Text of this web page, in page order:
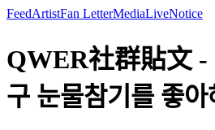
FeedArtistFan LetterMediaLiveNotice
QWER社群貼文 -
구 눈물참기를 좋